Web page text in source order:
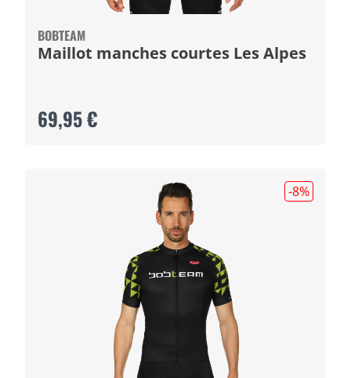
BOBTEAM
Maillot manches courtes Les Alpes
69,95 €
-8%